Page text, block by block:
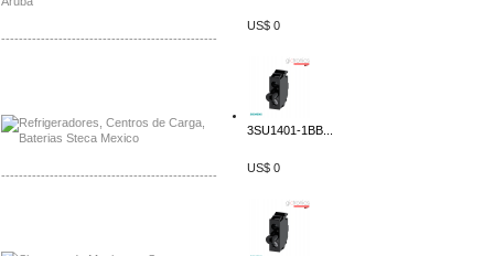
-------------------------------------------------
-------------------------------------------------
US$ 0
3SU1401-1BB...
US$ 0